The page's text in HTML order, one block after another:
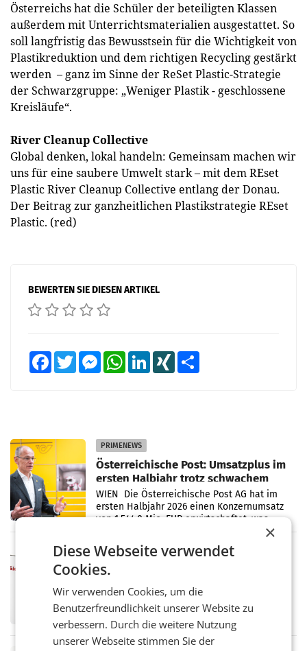
Österreichs hat die Schüler der beteiligten Klassen
außerdem mit Unterrichtsmaterialien ausgestattet. So
soll langfristig das Bewusstsein für die Wichtigkeit von
Plastikreduktion und dem richtigen Recycling gestärkt
werden – ganz im Sinne der ReSet Plastic-Strategie
der Schwarzgruppe: „Weniger Plastik - geschlossene
Kreisläufe“.
River Cleanup Collective
Global denken, lokal handeln: Gemeinsam machen wir
uns für eine saubere Umwelt stark – mit dem REset
Plastic River Cleanup Collective entlang der Donau.
Der Beitrag zur ganzheitlichen Plastikstrategie REset
Plastic. (red)
BEWERTEN SIE DIESEN ARTIKEL
FacebookTwitter MessengerWhatsAppLinkedInXING
PRIMENEWS
Österreichische Post: Umsatzplus im
ersten Halbjahr trotz schwachem
Briefgeschäft
WIEN Die Österreichische Post AG hat im
ersten Halbjahr 2026 einen Konzernumsatz
von 1.544,0 Mio. EUR erwirtschaftet, was
einem Plus von 3,8 Prozent gegenüber dem
Vergleichszeitraum
MARKETING & MEDIA
ProSiebenSat.1 spart und macht
UNTERFÖHRING/MAILAND/AMSTERDAM. Der
Fernsehkonzern ProSiebenSat.1 hat im
wieder Gewinn gemacht und die
Markterwartung deutlich übertroffen.
×
Diese Webseite verwendet
Cookies.
Wir verwenden Cookies, um die
Benutzerfreundlichkeit unserer Website zu
verbessern. Durch die weitere Nutzung
unserer Webseite stimmen Sie der